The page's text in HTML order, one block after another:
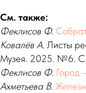
См. также:
Феклисов Ф.
Ковалёв А. Листы
Музея. 2025. №6.
Феклисов Ф. Город
Ахметьева В.